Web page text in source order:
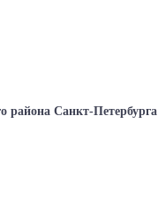
Санкт-Петербурга